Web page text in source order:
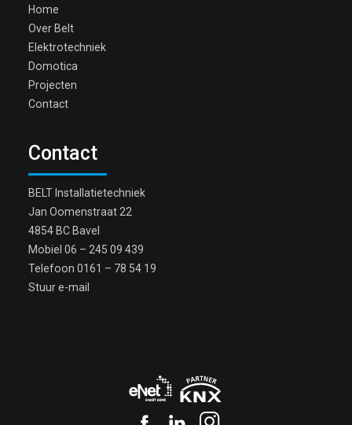
Home
Over Belt
Elektrotechniek
Domotica
Projecten
Contact
Contact
BELT Installatietechniek
Jan Oomenstraat 22
4854 BC Bavel
Mobiel 06 – 245 09 439
Telefoon 0161 – 78 54 19
Stuur e-mail